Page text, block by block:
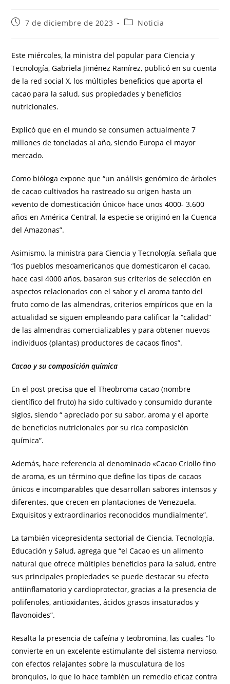
7 de diciembre de 2023 Noticia
Este miércoles, la ministra del popular para Ciencia y
Tecnología, Gabriela Jiménez Ramírez, publicó en su cuenta
de la red social X, los múltiples beneficios que aporta el
cacao para la salud, sus propiedades y beneficios
nutricionales.
Explicó que en el mundo se consumen actualmente 7
millones de toneladas al año, siendo Europa el mayor
mercado.
Como bióloga expone que “un análisis genómico de árboles
de cacao cultivados ha rastreado su origen hasta un
«evento de domesticación único» hace unos 4000- 3.600
años en América Central, la especie se originó en la Cuenca
del Amazonas”.
Asimismo, la ministra para Ciencia y Tecnología, señala que
“los pueblos mesoamericanos que domesticaron el cacao,
hace casi 4000 años, basaron sus criterios de selección en
aspectos relacionados con el sabor y el aroma tanto del
fruto como de las almendras, criterios empíricos que en la
actualidad se siguen empleando para calificar la “calidad”
de las almendras comercializables y para obtener nuevos
individuos (plantas) productores de cacaos finos”.
Cacao y su composición química
En el post precisa que el Theobroma cacao (nombre
científico del fruto) ha sido cultivado y consumido durante
siglos, siendo “ apreciado por su sabor, aroma y el aporte
de beneficios nutricionales por su rica composición
química”.
Además, hace referencia al denominado «Cacao Criollo fino
de aroma, es un término que define los tipos de cacaos
únicos e incomparables que desarrollan sabores intensos y
diferentes, que crecen en plantaciones de Venezuela.
Exquisitos y extraordinarios reconocidos mundialmente”.
La también vicepresidenta sectorial de Ciencia, Tecnología,
Educación y Salud, agrega que “el Cacao es un alimento
natural que ofrece múltiples beneficios para la salud, entre
sus principales propiedades se puede destacar su efecto
antiinflamatorio y cardioprotector, gracias a la presencia de
polifenoles, antioxidantes, ácidos grasos insaturados y
flavonoides”.
Resalta la presencia de cafeína y teobromina, las cuales “lo
convierte en un excelente estimulante del sistema nervioso,
con efectos relajantes sobre la musculatura de los
bronquios, lo que lo hace también un remedio eficaz contra